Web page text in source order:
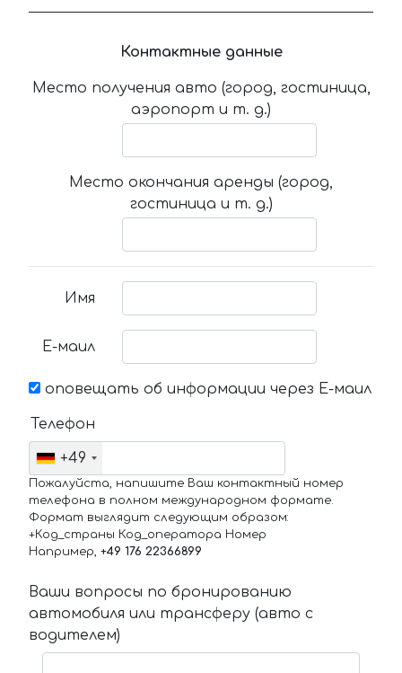
Контактные данные
Место получения авто (город, гостиница,
аэропорт и т. д.)
Место окончания аренды (город,
гостиница и т. д.)
Имя
Е-маил
оповещать об информации через Е-маил
Телефон
+49
Пожалуйста, напишите Ваш контактный номер
телефона в полном международном формате.
Формат выглядит следующим образом:
+Код_страны Код_оператора Номер
Например, +49 176 22366899
Ваши вопросы по бронированию
автомобиля или трансферу (авто с
водителем)